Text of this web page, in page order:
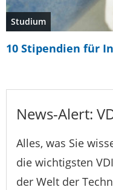
Studium
10 Stipendien für
News-Alert:
Alles, was Sie
die wichtigsten
der Welt der